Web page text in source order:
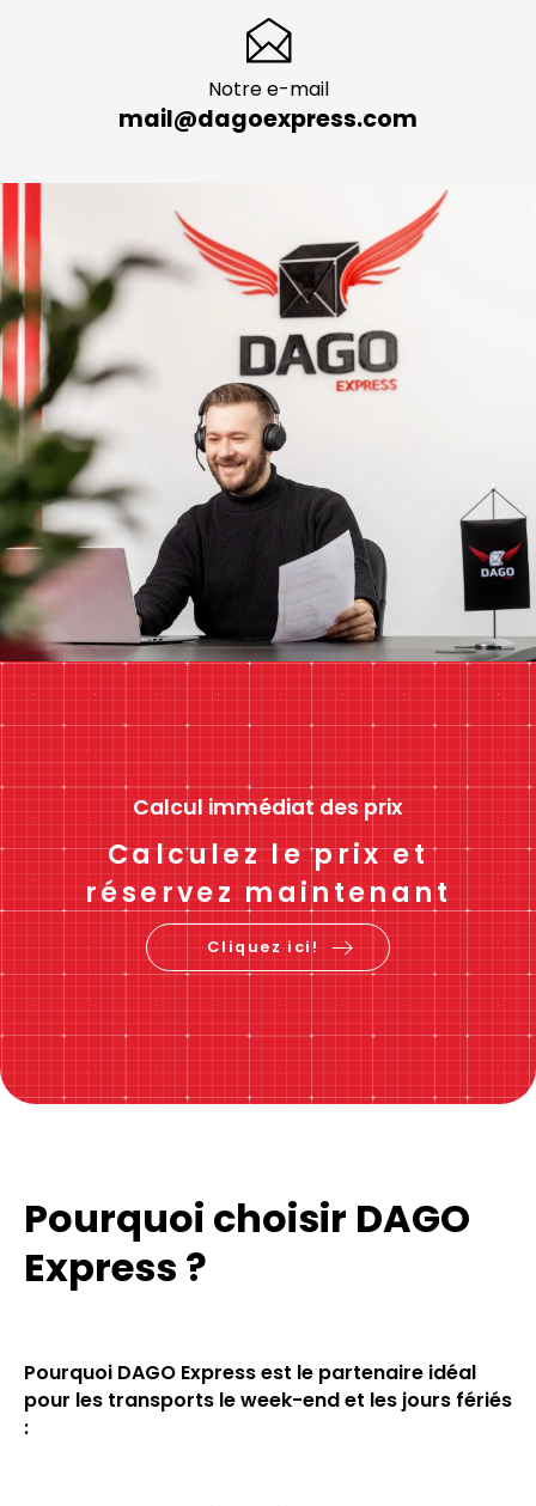
Notre e-mail
mail@dagoexpress.com
Calcul immédiat des prix
Calculez le prix et
réservez maintenant
Cliquez ici!
Pourquoi choisir DAGO
Express ?
Pourquoi DAGO Express est le partenaire idéal
pour les transports le week-end et les jours fériés
: